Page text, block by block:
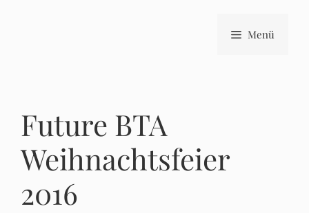
Menü
Future BTA
Weihnachtsfeier
2016